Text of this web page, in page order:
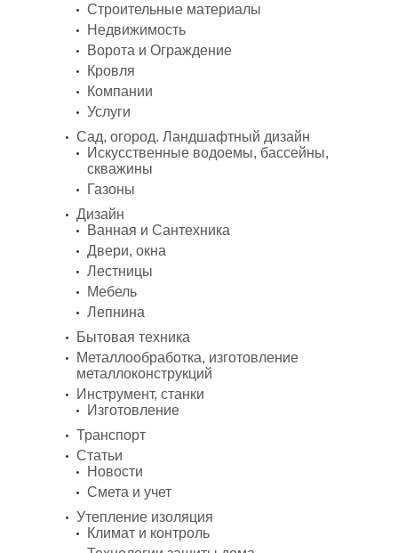
Строительные материалы
Недвижимость
Ворота и Ограждение
Кровля
Компании
Услуги
Сад, огород. Ландшафтный дизайн
Искусственные водоемы, бассейны,
скважины
Газоны
Дизайн
Ванная и Сантехника
Двери, окна
Лестницы
Мебель
Лепнина
Бытовая техника
Металлообработка, изготовление
металлоконструкций
Инструмент, станки
Изготовление
Транспорт
Статьи
Новости
Смета и учет
Утепление изоляция
Климат и контроль